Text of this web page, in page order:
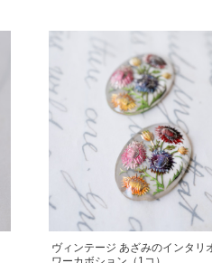
ヴィンテージ あざみのインタリ
ワーカボション（1コ）